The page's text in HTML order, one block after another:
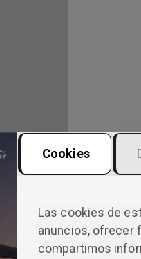
Cookies
Las cookies de
anuncios, ofrecer
compartimos